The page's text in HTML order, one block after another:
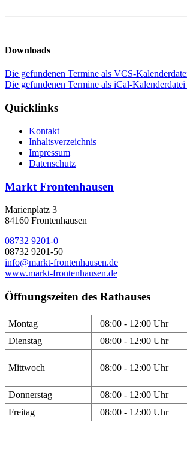
Downloads
Die gefundenen Termine als VCS-
Die gefundenen Termine als iCal-
Quicklinks
Kontakt
Inhaltsverzeichnis
Impressum
Datenschutz
Markt Frontenhausen
Marienplatz 3
84160 Frontenhausen
08732 9201-0
08732 9201-50
info@markt-frontenhausen.de
www.markt-frontenhausen.de
Öffnungszeiten des Rathauses
Montag 08:00 - 12:00 Uhr
Dienstag
08:00 - 12:00 Uhr
Mittwoch 08:00 - 12:00 Uhr
Donnerstag 08:00 - 12:00 Uhr
Freitag
08:00 - 12:00 Uhr